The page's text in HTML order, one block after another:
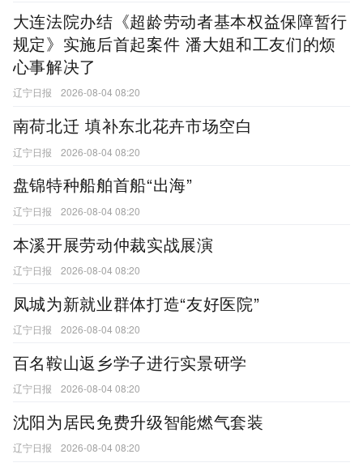
大连法院办结《超龄劳动者基本权益保障暂行
规定》实施后首起案件 潘大姐和工友们的烦
心事解决了
辽宁日报 2026-08-04 08:20
南荷北迁 填补东北花卉市场空白
辽宁日报 2026-08-04 08:20
盘锦特种船舶首船“出海”
辽宁日报 2026-08-04 08:20
本溪开展劳动仲裁实战展演
辽宁日报 2026-08-04 08:20
凤城为新就业群体打造“友好医院”
辽宁日报 2026-08-04 08:20
百名鞍山返乡学子进行实景研学
辽宁日报 2026-08-04 08:20
沈阳为居民免费升级智能燃气套装
辽宁日报 2026-08-04 08:20